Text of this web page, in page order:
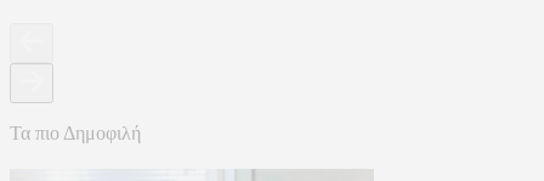
Τα πιο Δημοφιλή